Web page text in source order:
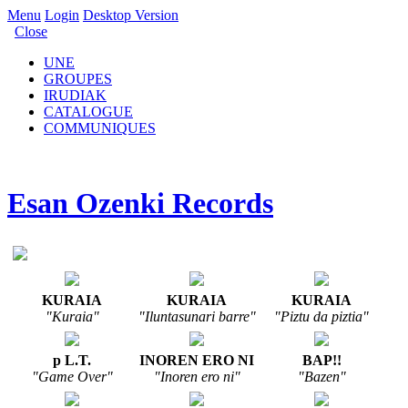
Menu Login Desktop Version
Close
UNE
GROUPES
IRUDIAK
CATALOGUE
COMMUNIQUES
Esan Ozenki Records
KURAIA
"Kuraia"
KURAIA
"Iluntasunari barre"
KURAIA
"Piztu da piztia"
p L.T.
"Game Over"
INOREN ERO NI
"Inoren ero ni"
BAP!!
"Bazen"